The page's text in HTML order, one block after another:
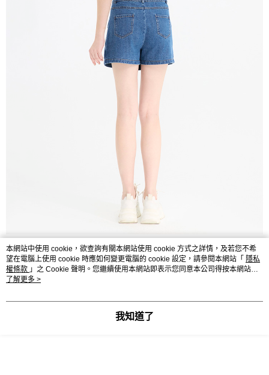
本網站中使用 cookie，欲查詢有關本網站使用 cookie 方式之詳情，及若您不希
望在電腦上使用 cookie 時應如何變更電腦的 cookie 設定，請參閱本網站「 隱私
權條款 」之 Cookie 聲明。您繼續使用本網站即表示您同意本公司得按本網站使
用條款之 Cookie 聲明使用 cookie。
了解更多 >
我知道了